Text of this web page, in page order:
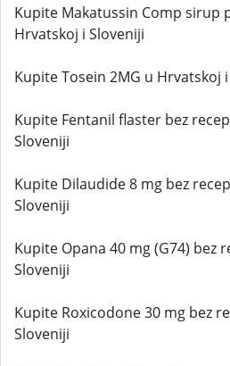
Kupite Makatussin Comp sirup
Hrvatskoj i Sloveniji
Kupite Tosein 2MG u Hrvatskoj
Kupite Fentanil flaster bez
Sloveniji
Kupite Dilaudide 8 mg bez
Sloveniji
Kupite Opana 40 mg (G74) bez
Sloveniji
Kupite Roxicodone 30 mg bez
Sloveniji